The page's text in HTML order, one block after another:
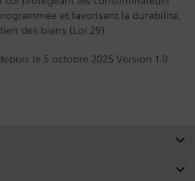
et favorisant la durabilité,
des biens (Loi 29).
le 5 octobre 2025 Version 1.0